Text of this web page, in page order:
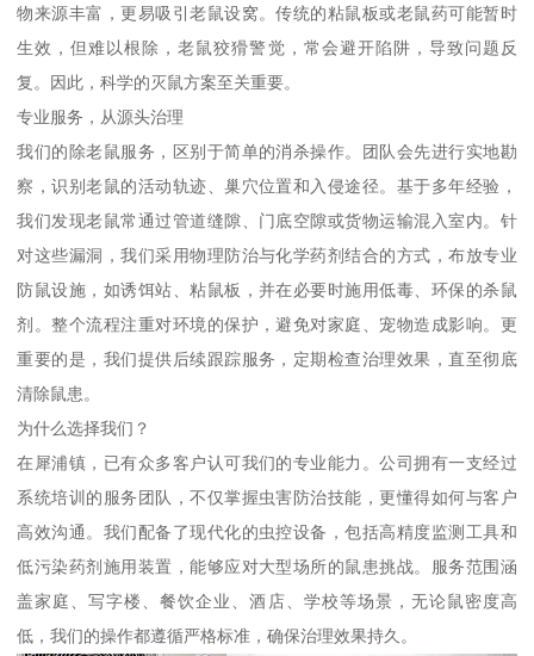
物来源丰富，更易吸引老鼠设窝。传统的粘鼠板或老鼠药可能暂时
生效，但难以根除，老鼠狡猾警觉，常会避开陷阱，导致问题反
复。因此，科学的灭鼠方案至关重要。
专业服务，从源头治理
我们的除老鼠服务，区别于简单的消杀操作。团队会先进行实地勘
察，识别老鼠的活动轨迹、巢穴位置和入侵途径。基于多年经验，
我们发现老鼠常通过管道缝隙、门底空隙或货物运输混入室内。针
对这些漏洞，我们采用物理防治与化学药剂结合的方式，布放专业
防鼠设施，如诱饵站、粘鼠板，并在必要时施用低毒、环保的杀鼠
剂。整个流程注重对环境的保护，避免对家庭、宠物造成影响。更
重要的是，我们提供后续跟踪服务，定期检查治理效果，直至彻底
清除鼠患。
为什么选择我们？
在犀浦镇，已有众多客户认可我们的专业能力。公司拥有一支经过
系统培训的服务团队，不仅掌握虫害防治技能，更懂得如何与客户
高效沟通。我们配备了现代化的虫控设备，包括高精度监测工具和
低污染药剂施用装置，能够应对大型场所的鼠患挑战。服务范围涵
盖家庭、写字楼、餐饮企业、酒店、学校等场景，无论鼠密度高
低，我们的操作都遵循严格标准，确保治理效果持久。